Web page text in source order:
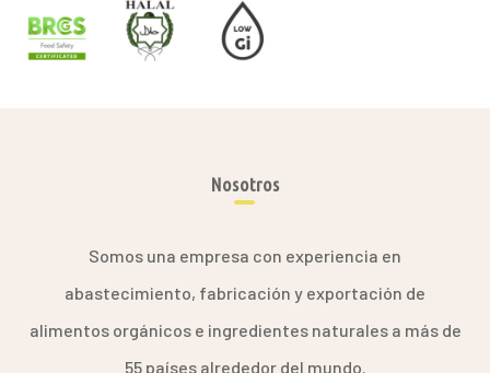
Nosotros
Somos una empresa con experiencia en
abastecimiento, fabricación y exportación de
alimentos orgánicos e ingredientes naturales a más de
55 países alrededor del mundo.